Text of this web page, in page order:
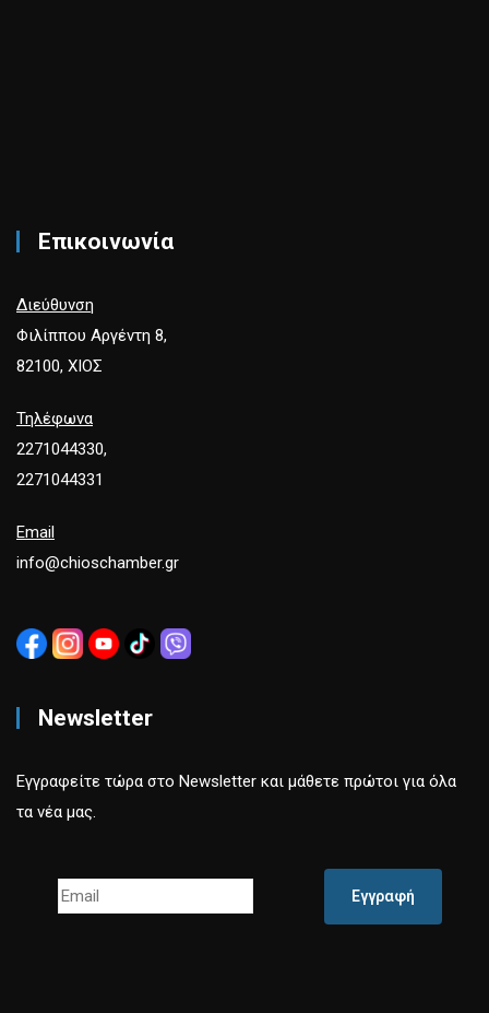
Επικοινωνία
Διεύθυνση
Φιλίππου Αργέντη 8,
82100, ΧΙΟΣ
Τηλέφωνα
2271044330,
2271044331
Email
info@chioschamber.gr
Newsletter
Εγγραφείτε τώρα στο Newsletter και μάθετε πρώτοι για όλα
τα νέα μας.
Εγγραφή